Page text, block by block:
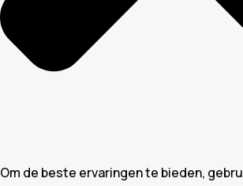
Om de beste ervaringen te bieden,